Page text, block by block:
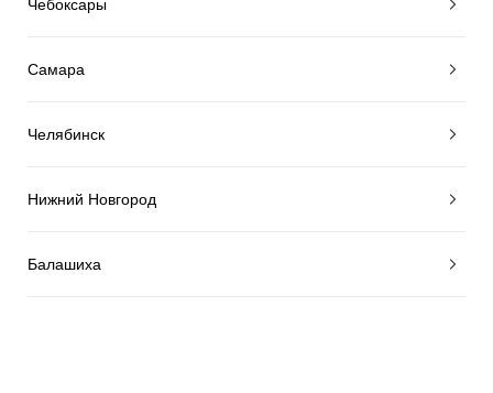
Чебоксары
Самара
Челябинск
Нижний Новгород
Балашиха